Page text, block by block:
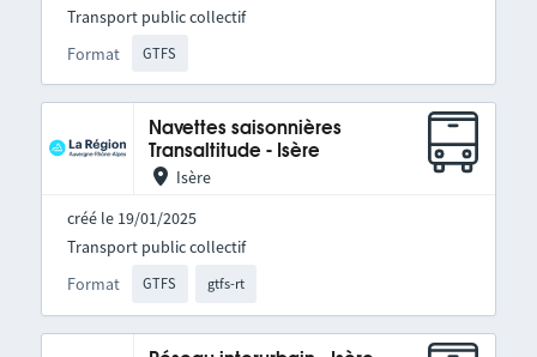
Format GTFS
Transport public collectif
Navettes saisonnières
Transaltitude - Isère
Isère
créé le 19/01/2025
Format GTFS gtfs-rt
Transport public collectif